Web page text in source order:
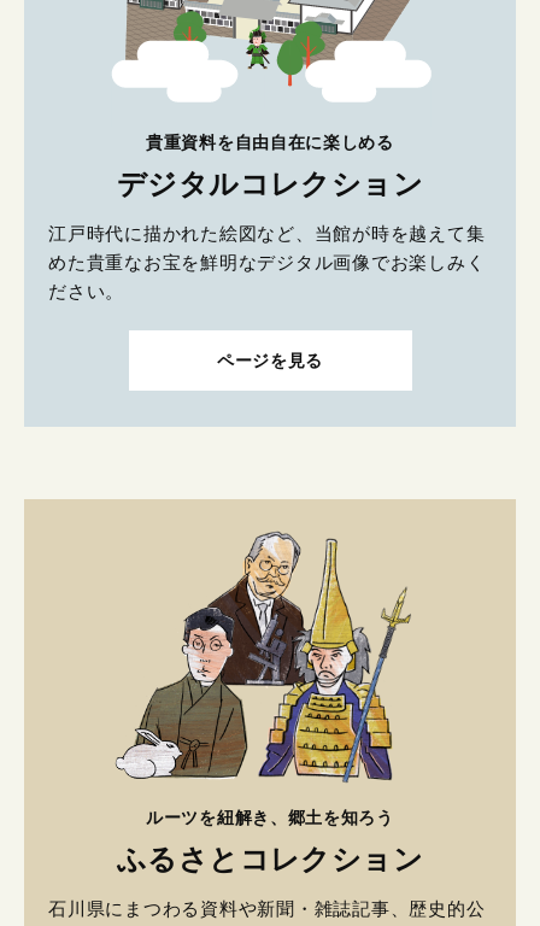
貴重資料を自由自在に楽しめる
デジタルコレクション
江戸時代に描かれた絵図など、当館が時を越えて集
めた貴重なお宝を鮮明なデジタル画像でお楽しみく
ださい。
ページを見る
ルーツを紐解き、郷土を知ろう
ふるさとコレクション
石川県にまつわる資料や新聞・雑誌記事、歴史的公